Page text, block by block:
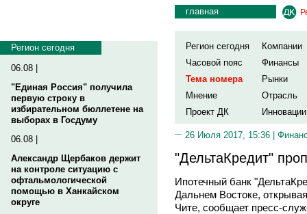
Регион сегодня
06.08 |
"Единая Россия" получила
первую строку в
избирательном бюллетене на
выборах в Госдуму
06.08 |
Александр Щербаков держит
на контроле ситуацию с
офтальмологической
помощью в Ханкайском
округе
главная
Регион сегодня
Компании
Часовой пояс
Финансы
Тема номера
Рынки
Мнение
Отрасль
Проект ДК
Инновации
26 Июля 2017, 15:36 |
"ДельтаКредит"
Ипотечный банк
Дальнем Востоке,
Чите, сообщает пресс-